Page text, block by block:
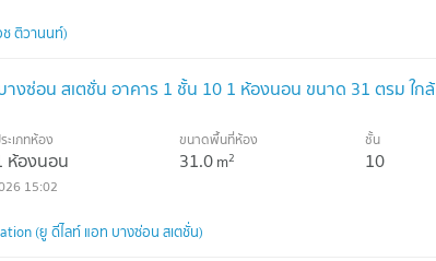
ช ติวานนท์)
างซ่อน สเตชั่น อาคาร 1 ชั้น 10 1 ห้องนอน ขนาด 31 ตรม ใกล้
ะเภทห้อง
ห้องนอน
ขนาดพื้นที่ห้อง
31.0m2
ชั้น
10
15:02
(ยู ดีไลท์ แอท บางซ่อน สเตชั่น)